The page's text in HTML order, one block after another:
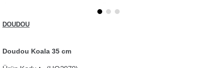
DOUDOU
Doudou Koala 35 cm